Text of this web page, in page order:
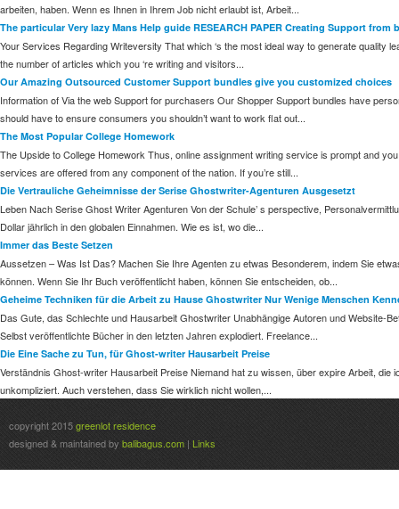
arbeiten, haben. Wenn es Ihnen in Ihrem Job nicht erlaubt ist, Arbeit...
The particular Very lazy Mans Help guide RESEARCH PAPER Creating Support from
Your Services Regarding Writeversity That which ‘s the most ideal way to generate
the number of articles which you ‘re writing and visitors...
Our Amazing Outsourced Customer Support bundles give you customized choices
Information of Via the web Support for purchasers Our Shopper Support bundles have
should have to ensure consumers you shouldn’t want to work flat out...
The Most Popular College Homework
The Upside to College Homework Thus, online assignment writing service is prompt and
services are offered from any component of the nation. If you’re still...
Die Vertrauliche Geheimnisse der Serise Ghostwriter-Agenturen Ausgesetzt
Leben Nach Serise Ghost Writer Agenturen Von der Schule’ s perspective,
Dollar jährlich in den globalen Einnahmen. Wie es ist, wo die...
Immer das Beste Setzen
Aussetzen – Was Ist Das? Machen Sie Ihre Agenten zu etwas Besonderem, indem Sie
können. Wenn Sie Ihr Buch veröffentlicht haben, können Sie entscheiden, ob...
Geheime Techniken für die Arbeit zu Hause Ghostwriter Nur Wenige Menschen
Das Gute, das Schlechte und Hausarbeit Ghostwriter Unabhängige Autoren und Website-
Selbst veröffentlichte Bücher in den letzten Jahren explodiert. Freelance...
Die Eine Sache zu Tun, für Ghost-writer Hausarbeit Preise
Verständnis Ghost-writer Hausarbeit Preise Niemand hat zu wissen, über expire Arbeit,
unkompliziert. Auch verstehen, dass Sie wirklich nicht wollen,...
copyright 2015greenlot residence
designed & maintained by balibagus.com | Links